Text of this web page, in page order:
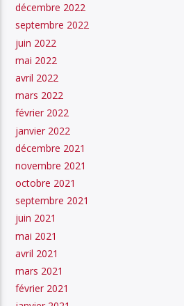
décembre 2022
septembre 2022
juin 2022
mai 2022
avril 2022
mars 2022
février 2022
janvier 2022
décembre 2021
novembre 2021
octobre 2021
septembre 2021
juin 2021
mai 2021
avril 2021
mars 2021
février 2021